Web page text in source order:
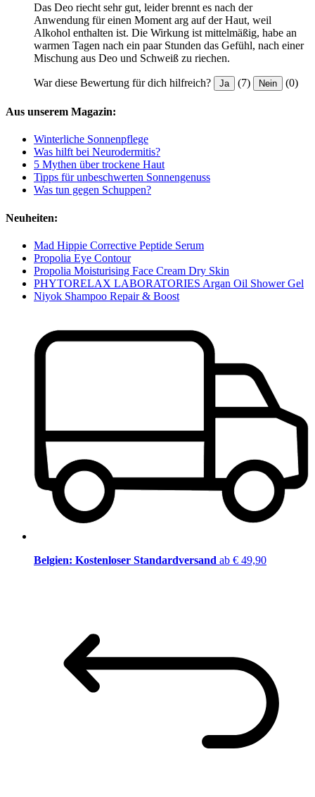
Das Deo riecht sehr gut, leider brennt es nach der
Anwendung für einen Moment arg auf der Haut, weil
Alkohol enthalten ist. Die Wirkung ist mittelmäßig, habe an
warmen Tagen nach ein paar Stunden das Gefühl, nach einer
Mischung aus Deo und Schweiß zu riechen.
War diese Bewertung für dich hilfreich? Ja (7) Nein (0)
Aus unserem Magazin:
Winterliche Sonnenpflege
Was hilft bei Neurodermitis?
5 Mythen über trockene Haut
Tipps für unbeschwerten Sonnengenuss
Was tun gegen Schuppen?
Neuheiten:
Mad Hippie Corrective Peptide Serum
Propolia Eye Contour
Propolia Moisturising Face Cream Dry Skin
PHYTORELAX LABORATORIES Argan Oil Shower Gel
Niyok Shampoo Repair & Boost
Belgien: Kostenloser Standardversand ab € 49,90